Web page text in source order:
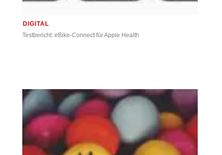
DIGITAL
Testbericht: eBike-Connect für Apple Health